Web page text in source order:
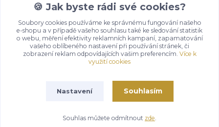
Andrea Smělíková
+420 721 115 911
(Po-Pá, 10-16 hod.)
info@gazelky.cz
Vytvořeno na Eshop-rychle.cz
🍪 Jak byste rádi své cookies?
Soubory cookies používáme ke správnému fungování našeho
e-shopu a v případě vašeho souhlasu také ke sledování statistik
o webu, měření efektivity reklamních kampaní, zapamatování
vašeho oblíbeného nastavení při používání stránek, či
zobrazení reklam odpovídajících vašim preferencím. Více k
využití cookies
Nastavení Souhlasím
Souhlas můžete odmítnout zde